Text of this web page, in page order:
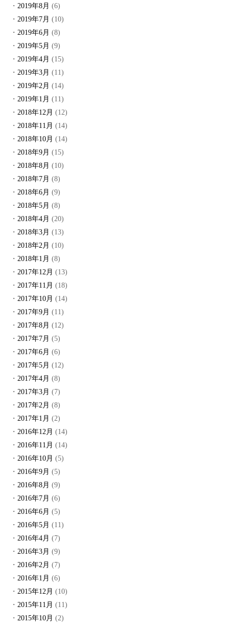
2019年8月 (6)
2019年7月 (10)
2019年6月 (8)
2019年5月 (9)
2019年4月 (15)
2019年3月 (11)
2019年2月 (14)
2019年1月 (11)
2018年12月 (12)
2018年11月 (14)
2018年10月 (14)
2018年9月 (15)
2018年8月 (10)
2018年7月 (8)
2018年6月 (9)
2018年5月 (8)
2018年4月 (20)
2018年3月 (13)
2018年2月 (10)
2018年1月 (8)
2017年12月 (13)
2017年11月 (18)
2017年10月 (14)
2017年9月 (11)
2017年8月 (12)
2017年7月 (5)
2017年6月 (6)
2017年5月 (12)
2017年4月 (8)
2017年3月 (7)
2017年2月 (8)
2017年1月 (2)
2016年12月 (14)
2016年11月 (14)
2016年10月 (5)
2016年9月 (5)
2016年8月 (9)
2016年7月 (6)
2016年6月 (5)
2016年5月 (11)
2016年4月 (7)
2016年3月 (9)
2016年2月 (7)
2016年1月 (6)
2015年12月 (10)
2015年11月 (11)
2015年10月 (2)